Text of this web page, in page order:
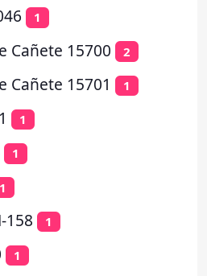
1
Cañete 15700 2
Cañete 15701 1
1
1
1
158 1
1